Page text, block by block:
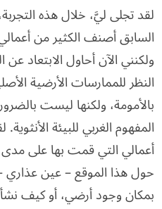
لقد تجلى ليَّ، خلال هذه
السابق أصنف الكثير من
ولكنني الآن أحاول الابتعاد
النظر للممارسات الأرضية
بالأمومة، ولكنها ليست
المفهوم الغربي للبيئة
أعمالي التي قمت بها على
حول هذا الموقع – عين عذاري
بمكان وجود أرضي، أو كيف